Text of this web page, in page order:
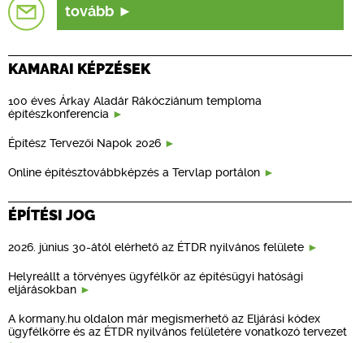
tovább
KAMARAI KÉPZÉSEK
100 éves Árkay Aladár Rákócziánum temploma
építészkonferencia
Építész Tervezői Napok 2026
Online építésztovábbképzés a Tervlap portálon
ÉPÍTÉSI JOG
2026. június 30-ától elérhető az ÉTDR nyilvános felülete
Helyreállt a törvényes ügyfélkör az építésügyi hatósági
eljárásokban
A kormany.hu oldalon már megismerhető az Eljárási kódex
ügyfélkörre és az ÉTDR nyilvános felületére vonatkozó tervezet